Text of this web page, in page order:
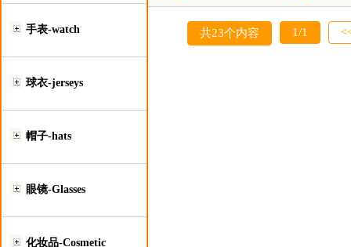
手表-watch
球衣-jerseys
帽子-hats
眼镜-Glasses
化妆品-Cosmetic
共23个内容 1/1